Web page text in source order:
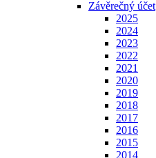
Závěrečný účet
2025
2024
2023
2022
2021
2020
2019
2018
2017
2016
2015
2014